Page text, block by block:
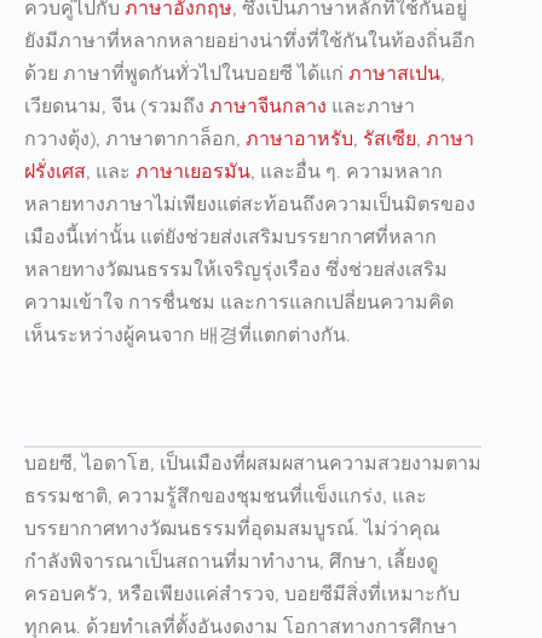
ควบคู่ไปกับ ภาษาอังกฤษ, ซึ่งเป็นภาษาหลักที่ใช้กันอยู่
ยังมีภาษาที่หลากหลายอย่างน่าทึ่งที่ใช้กันในท้องถิ่นอีก
ด้วย ภาษาที่พูดกันทั่วไปในบอยซี ได้แก่ ภาษาสเปน,
เวียดนาม, จีน (รวมถึง ภาษาจีนกลาง และภาษา
กวางตุ้ง), ภาษาตากาล็อก, ภาษาอาหรับ, รัสเซีย, ภาษา
ฝรั่งเศส, และ ภาษาเยอรมัน, และอื่น ๆ. ความหลาก
หลายทางภาษาไม่เพียงแต่สะท้อนถึงความเป็นมิตรของ
เมืองนี้เท่านั้น แต่ยังช่วยส่งเสริมบรรยากาศที่หลาก
หลายทางวัฒนธรรมให้เจริญรุ่งเรือง ซึ่งช่วยส่งเสริม
ความเข้าใจ การชื่นชม และการแลกเปลี่ยนความคิด
เห็นระหว่างผู้คนจาก 배경ที่แตกต่างกัน.
บอยซี, ไอดาโฮ, เป็นเมืองที่ผสมผสานความสวยงามตาม
ธรรมชาติ, ความรู้สึกของชุมชนที่แข็งแกร่ง, และ
บรรยากาศทางวัฒนธรรมที่อุดมสมบูรณ์. ไม่ว่าคุณ
กำลังพิจารณาเป็นสถานที่มาทำงาน, ศึกษา, เลี้ยงดู
ครอบครัว, หรือเพียงแค่สำรวจ, บอยซีมีสิ่งที่เหมาะกับ
ทุกคน. ด้วยทำเลที่ตั้งอันงดงาม โอกาสทางการศึกษา